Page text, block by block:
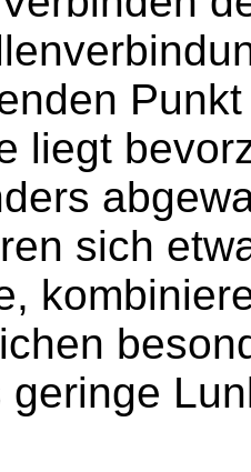
liegt
sich
geringe